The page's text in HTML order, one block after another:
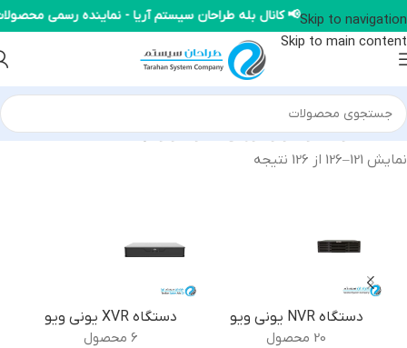
Skip to navigation
Skip to main content
📢 کانال بله طراحان سیستم آریا - نماینده رسمی
خانه/محصولات یونی ویو/دوربین IP یونی ویو /برگه 11
نمایش 121–126 از 126 نتیجه
دستگاه NVR یونی ویو
20 محصول
دستگاه XVR یونی ویو
6 محصول